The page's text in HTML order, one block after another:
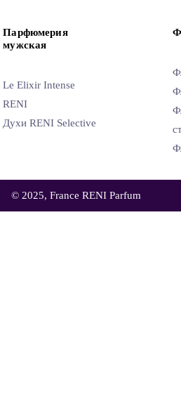
Парфюмерия
мужская
Le Elixir Intense
RENI
Духи RENI Selective
© 2025, France RENI Parfum